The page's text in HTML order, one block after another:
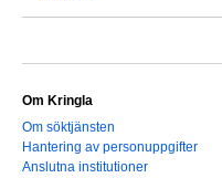
Om Kringla
Om söktjänsten
Hantering av personuppgifter
Anslutna institutioner